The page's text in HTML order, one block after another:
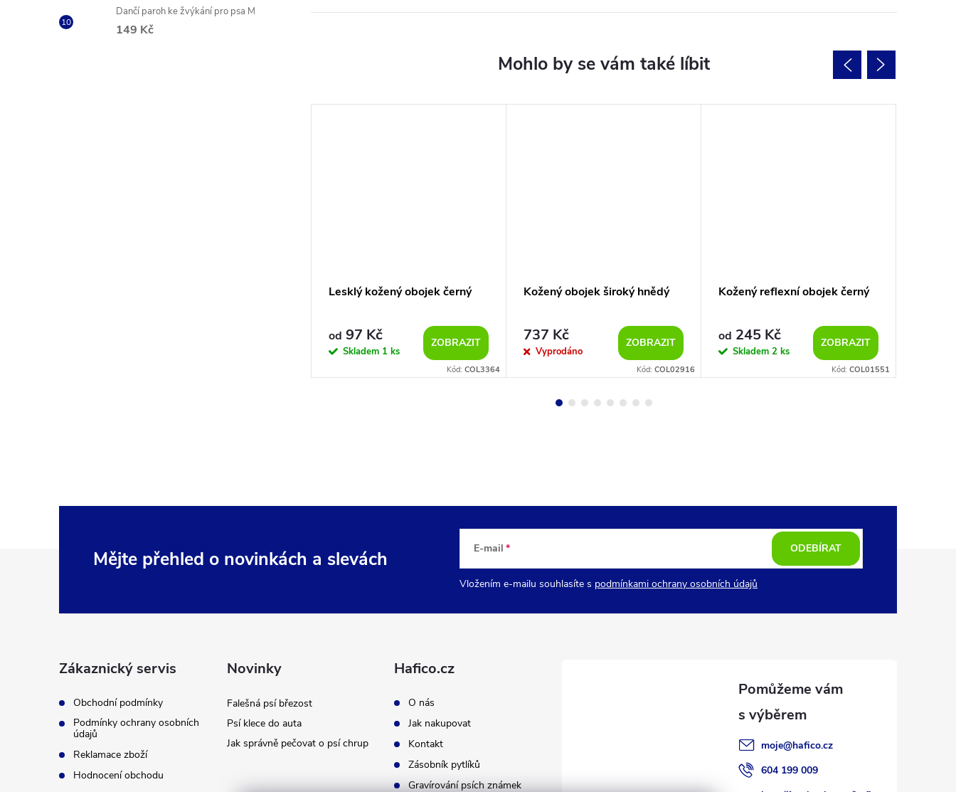
Dančí paroh ke žvýkání pro psa M
149 Kč
Lesklý kožený obojek černý
od 97 Kč
Skladem 1 ks
ZOBRAZIT
Kód: COL3364
Kožený obojek široký hnědý
737 Kč
Vyprodáno
ZOBRAZIT
Kód: COL02916
Kožený reflexní obojek černý
od 245 Kč
Skladem 2 ks
ZOBRAZIT
Kód: COL01551
Mějte přehled o novinkách a slevách E-mail
Vložením e-mailu souhlasíte s podmínkami ochrany osobních údajů
ODEBÍRAT
Zákaznický servis
Obchodní podmínky
Podmínky ochrany osobních
údajů
Reklamace zboží
Hodnocení obchodu
Novinky
Falešná psí březost
Psí klece do auta
Jak správně pečovat o psí chrup
Hafico.cz
O nás
Jak nakupovat
Kontakt
Zásobník pytlíků
Gravírování psích známek
moje@hafico.cz
604 199 009